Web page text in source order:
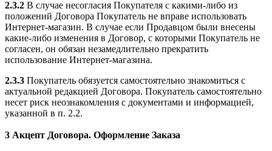
2.3.2 В случае несогласия Покупателя с какими-либо из
положений Договора Покупатель не вправе использовать
Интернет-магазин. В случае если Продавцом были внесены
какие-либо изменения в Договор, с которыми Покупатель не
согласен, он обязан незамедлительно прекратить
использование Интернет-магазина.
2.3.3 Покупатель обязуется самостоятельно знакомиться с
актуальной редакцией Договора. Покупатель самостоятельно
несет риск неознакомления с документами и информацией,
указанной в п. 2.2.
3 Акцепт Договора. Оформление Заказа